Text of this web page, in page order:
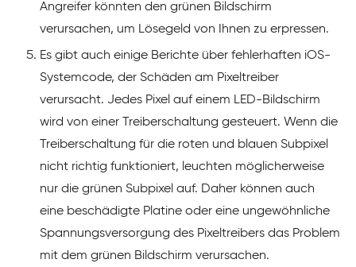
Angreifer könnten den grünen Bildschirm
verursachen, um Lösegeld von Ihnen zu erpressen.
Es gibt auch einige Berichte über fehlerhaften iOS-
Systemcode, der Schäden am Pixeltreiber
verursacht. Jedes Pixel auf einem LED-Bildschirm
wird von einer Treiberschaltung gesteuert. Wenn die
Treiberschaltung für die roten und blauen Subpixel
nicht richtig funktioniert, leuchten möglicherweise
nur die grünen Subpixel auf. Daher können auch
eine beschädigte Platine oder eine ungewöhnliche
Spannungsversorgung des Pixeltreibers das Problem
mit dem grünen Bildschirm verursachen.